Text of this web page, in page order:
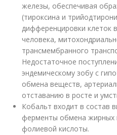
железы, обеспечивая
(тироксина и
дифференцировки клеток
человека,
трансмембранного
Недостаточное
эндемическому зобу с
обмена веществ,
отставанию в росте и
Кобальт входит в состав
ферменты обмена жирных
фолиевой кислоты.